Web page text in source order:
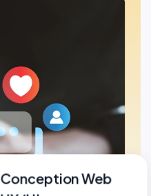
Conception Web